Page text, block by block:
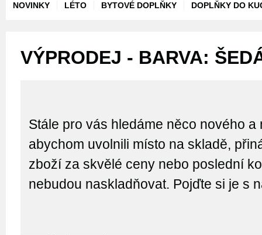
NOVINKY LÉTO BYTOVÉ DOPLŇKY DOPLŇKY DO
VÝPRODEJ - BARVA:
Stále pro vás hledáme něco nového a
abychom uvolnili místo na skladě,
zboží za skvělé ceny nebo poslední
nebudou naskladňovat. Pojďte si je s